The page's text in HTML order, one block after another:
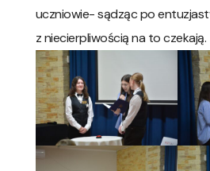
uczniowie- sądząc po
z niecierpliwością na to czekają.